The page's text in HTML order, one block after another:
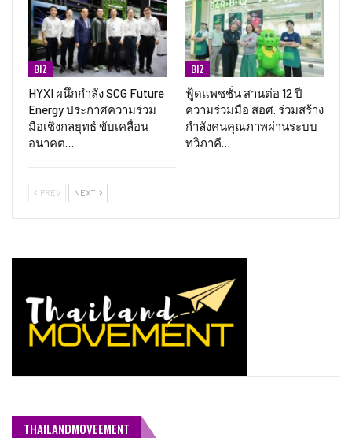
BIZ
HYXI ผนึกกำลัง SCG Future
Energy ประกาศความร่วม
มือเชิงกลยุทธ์ ขับเคลื่อน
อนาคต…
BIZ
ฟู้ดแพชชั่น สานต่อ 12 ปี
ความร่วมมือ สอศ. ร่วมสร้าง
กำลังคนคุณภาพผ่านระบบ
ทวิภาคี…
PREV NEXT
THAILANDMOVEEMENT